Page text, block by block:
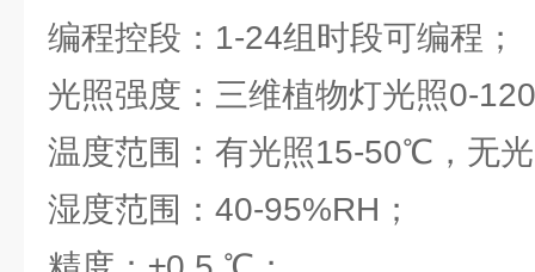
编程控段：1-24组时段可编程；
光照强度：三维植物灯光照0-
温度范围：有光照15-50℃，无
湿度范围：40-95%RH；